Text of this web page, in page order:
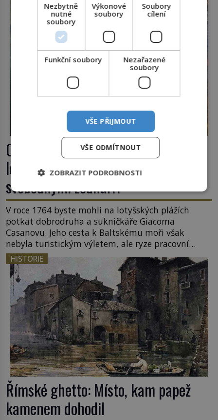
Casanova v Pobaltí: Co měl
legendární svůdník společného se
svobodnými zednáři?
V roce 1764 byste mohli na lotyšských plážích
potkat dobrodruha a sukničkáře Giacoma
Casanovu. Jeho cesta k Baltskému moři však
nebyla turistickým výletem, ale ryze pracovní
cestou se zištnými úmysly. Jaký cíl Casanova
sledoval, když se například procházel uličkami
lotyšské Rigy? Casanova v Pobaltí kontaktoval
tamní zednářské lóže. Nebyl v této oblasti žádným
nováčkem, protože do zednářské […]
HISTORIE
Římské ghetto: Místo, kam papež
kamenem dohodil
Nezbytně
nutné
soubory
Výkonové
soubory
Soubory
cílení
Funkční soubory
Nezařazené
soubory
VŠE PŘIJMOUT
VŠE ODMÍTNOUT
ZOBRAZIT PODROBNOSTI